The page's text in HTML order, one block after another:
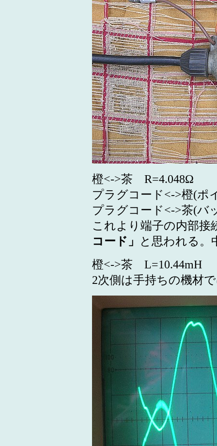
橙<->茶 R=4.048Ω
プラグコード<->橙(
プラグコード<->茶(
これより端子の内部接
コード」
と思われる。
橙<->茶 L=10.44mH
2次側は手持ちの機材